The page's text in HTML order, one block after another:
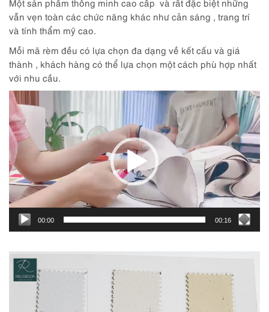
Một sản phẩm thông minh cao cấp và rất đặc biệt những
vẫn vẹn toàn các chức năng khác như cản sáng , trang trí
và tính thẩm mỹ cao.
Mỗi mã rèm đều có lựa chọn đa dạng về kết cấu và giá
thành , khách hàng có thể lựa chọn một cách phù hợp nhất
với nhu cầu.
Trình
chơi
Video
00:00 00:16